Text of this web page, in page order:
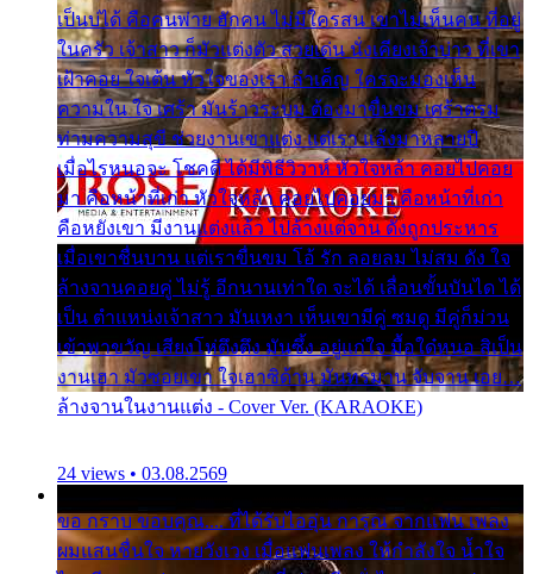
เป็นบ่ได้ คือคนพ่าย ฮักคน ไม่มีใครสน เขาไม่เห็นคน ที่อยู่
ในครัว เจ้าสาว ก็มัวแต่งตัว สวยเด่น นั่งเคียงเจ้าบ่าว ที่เขา
เฝ้าคอย ใจเต้น หัวใจของเรา ลำเค็ญ ใครจะมองเห็น
ความใน ใจ เศร้า มันร้าวระบม ต้องมาขื่นขม เศร้าตรม
ท่ามความสุขี ช่วยงานเขาแต่ง แต่เรา แล้งมาหลายปี
เมื่อไรหนอจะ โชคดี ได้มีพิธีวิวาห์ หัวใจหล้า คอยไปคอย
มา คือหน้าที่เก่า หัวใจหล้า คอยไปคอยมา คือหน้าที่เก่า
คือหยังเขา มีงานแต่งแล้ว ไปล้างแต่จาน ดั่งถูกประหาร
เมื่อเขาชื่นบาน แต่เราขื่นขม โอ้ รัก ลอยลม ไม่สม ดัง ใจ
ล้างจานคอยคู่ ไม่รู้ อีกนานเท่าใด จะได้ เลื่อนขั้นบันได ได้
เป็น ตำแหน่งเจ้าสาว มันเหงา เห็นเขามีคู่ ซมดู มีคู่ก็ม่วน
เข้าพาขวัญ เสียงโห่ตึงตึง มันซึ้ง อยู่แก่ใจ มื้อใด๋หนอ สิเป็น
งานเฮา มัวซอยเขา ใจเฮาซิด้าน มันทรมาน จับจาน เอย…
ล้างจานในงานแต่ง - Cover Ver. (KARAOKE)
24 views • 03.08.2569
ขอ กราบ ขอบคุณ.... ที่ได้รับไออุ่น การุณ จากแฟน เพลง
ผมแสนชื่นใจ หายวังเวง เมื่อแฟนเพลง ให้กำลังใจ น้ำใจ